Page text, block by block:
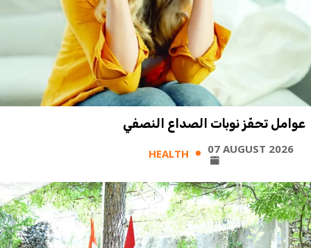
عوامل تحفّز نوبات الصداع النصفي
HEALTH 07 AUGUST 2026